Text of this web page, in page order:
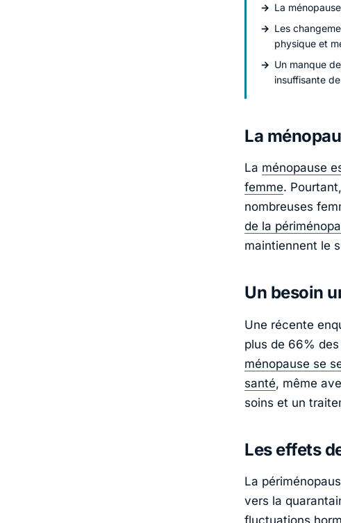
La
Les
physique et
Un manque
insuffisante
La
La ménopause
femme.
nombreuses
de la
maintiennent le
Un besoin
Une récente
plus de 66%
ménopause se
santé, même
soins et un
Les effets
La
vers la